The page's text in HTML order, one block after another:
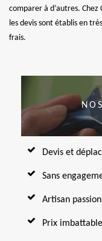
comparer à d’autres. Chez
les devis sont établis en
frais.
Devis et
Sans
Artisan
Prix imbattable